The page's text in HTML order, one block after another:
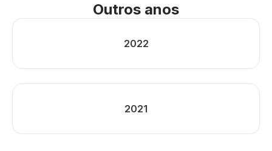
Outros anos
2022
2021